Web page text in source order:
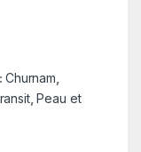
Churnam
,Peau et